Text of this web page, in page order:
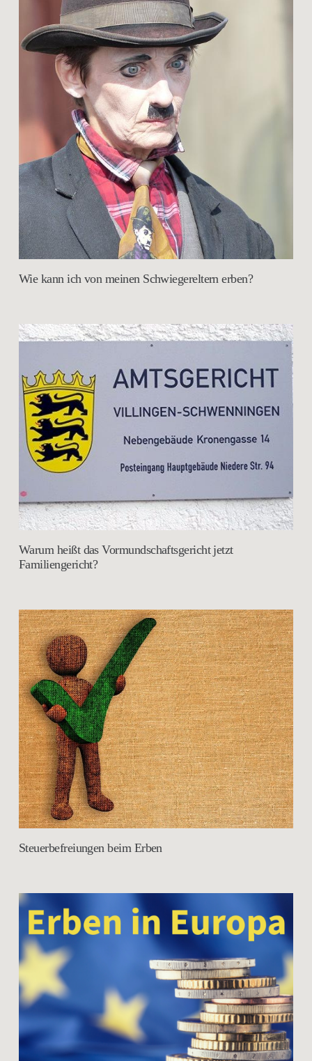
Wie kann ich von meinen Schwiegereltern erben?
Warum heißt das Vormundschaftsgericht jetzt
Familiengericht?
Steuerbefreiungen beim Erben